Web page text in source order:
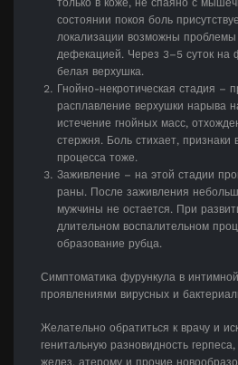
состоянии покоя боль
локализации возможны проблемы
дефекацией. Через 3–5 суток на
белая верхушка.
Гнойно-некротическая стадия –
расплавление верхушки нарыва
истечение гнойных масс,
стержня. Боль стихает, признаки
процесса тоже.
Заживление – на этой стадии
раны. После заживления
мужчины не остается. При
длительном воспалительном
образование рубца.
Симптоматика фурункула в
проявлениями вирусных и
Желательно обратиться к врачу и
генитальную разновидность
желез, атерому и прочие